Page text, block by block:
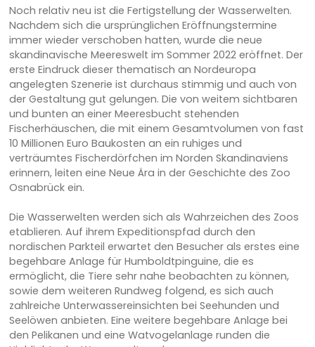
Noch relativ neu ist die Fertigstellung der Wasserwelten.
Nachdem sich die ursprünglichen Eröffnungstermine
immer wieder verschoben hatten, wurde die neue
skandinavische Meereswelt im Sommer 2022 eröffnet. Der
erste Eindruck dieser thematisch an Nordeuropa
angelegten Szenerie ist durchaus stimmig und auch von
der Gestaltung gut gelungen. Die von weitem sichtbaren
und bunten an einer Meeresbucht stehenden
Fischerhäuschen, die mit einem Gesamtvolumen von fast
10 Millionen Euro Baukosten an ein ruhiges und
verträumtes Fischerdörfchen im Norden Skandinaviens
erinnern, leiten eine Neue Ära in der Geschichte des Zoo
Osnabrück ein.
Die Wasserwelten werden sich als Wahrzeichen des Zoos
etablieren. Auf ihrem Expeditionspfad durch den
nordischen Parkteil erwartet den Besucher als erstes eine
begehbare Anlage für Humboldtpinguine, die es
ermöglicht, die Tiere sehr nahe beobachten zu können,
sowie dem weiteren Rundweg folgend, es sich auch
zahlreiche Unterwassereinsichten bei Seehunden und
Seelöwen anbieten. Eine weitere begehbare Anlage bei
den Pelikanen und eine Watvogelanlage runden die